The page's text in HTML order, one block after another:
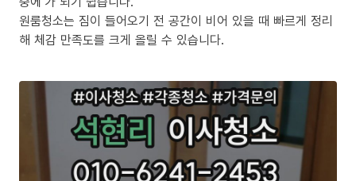
원룸청소는 짐이 들어오기 전 공간이 비어 있을 때 빠르게 정리
해 체감 만족도를 크게 올릴 수 있습니다.